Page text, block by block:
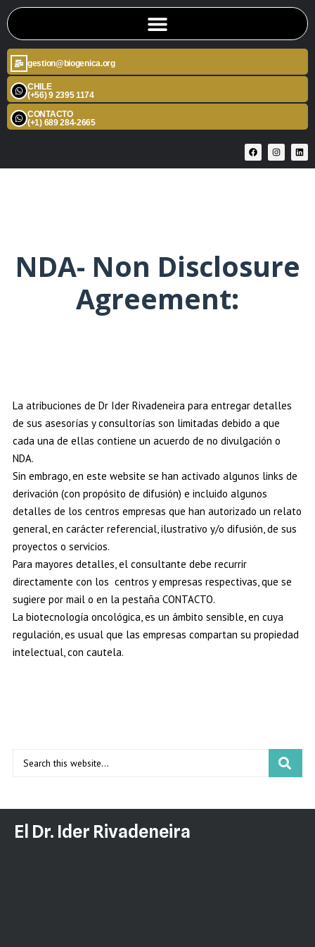
gestion@biogenica.org
CHILE
(+56) 9 2395 1174
CONTACTO
(+1) 689 284-2665
NDA- Non Disclosure
Agreement:
La atribuciones de Dr Ider Rivadeneira para entregar detalles
de sus asesorías y consultorías son limitadas debido a que
cada una de ellas contiene un acuerdo de no divulgación o
NDA.
Sin embrago, en este website se han activado algunos links de
derivación (con propósito de difusión) e incluido algunos
detalles de los centros empresas que han autorizado un relato
general, en carácter referencial, ilustrativo y/o difusión, de sus
proyectos o servicios.
Para mayores detalles, el consultante debe recurrir
directamente con los centros y empresas respectivas, que se
sugiere por mail o en la pestaña CONTACTO.
La biotecnología oncológica, es un ámbito sensible, en cuya
regulación, es usual que las empresas compartan su propiedad
intelectual, con cautela.
El Dr. Ider Rivadeneira